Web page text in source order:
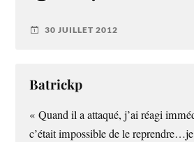
30 JUILLET 2012
Batrickp
« Quand il a attaqué, j’ai réagi
c’était impossible de le